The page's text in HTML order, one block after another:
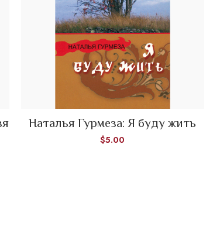
ADD TO CART
Наталья Гурмеза: Я буду жить
$5.00